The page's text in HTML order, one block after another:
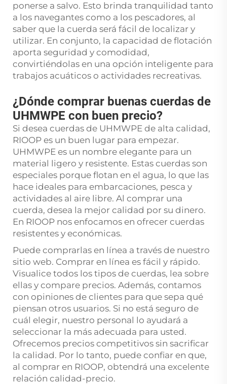
ponerse a salvo. Esto brinda tranquilidad tanto
a los navegantes como a los pescadores, al
saber que la cuerda será fácil de localizar y
utilizar. En conjunto, la capacidad de flotación
aporta seguridad y comodidad,
convirtiéndolas en una opción inteligente para
trabajos acuáticos o actividades recreativas.
¿Dónde comprar buenas cuerdas de
UHMWPE con buen precio?
Si desea cuerdas de UHMWPE de alta calidad,
RIOOP es un buen lugar para empezar.
UHMWPE es un nombre elegante para un
material ligero y resistente. Estas cuerdas son
especiales porque flotan en el agua, lo que las
hace ideales para embarcaciones, pesca y
actividades al aire libre. Al comprar una
cuerda, desea la mejor calidad por su dinero.
En RIOOP nos enfocamos en ofrecer cuerdas
resistentes y económicas.
Puede comprarlas en línea a través de nuestro
sitio web. Comprar en línea es fácil y rápido.
Visualice todos los tipos de cuerdas, lea sobre
ellas y compare precios. Además, contamos
con opiniones de clientes para que sepa qué
piensan otros usuarios. Si no está seguro de
cuál elegir, nuestro personal lo ayudará a
seleccionar la más adecuada para usted.
Ofrecemos precios competitivos sin sacrificar
la calidad. Por lo tanto, puede confiar en que,
al comprar en RIOOP, obtendrá una excelente
relación calidad-precio.